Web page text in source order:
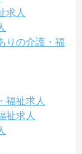
求人
りの介護・福
福祉求人
祉求人